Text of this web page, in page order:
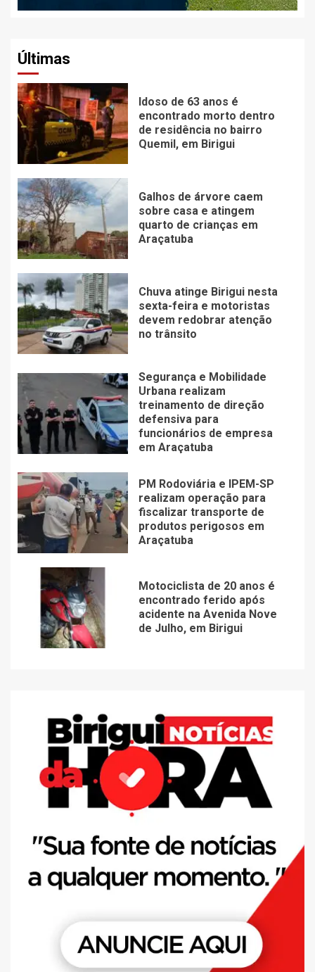
Últimas
Idoso de 63 anos é
encontrado morto dentro
de residência no bairro
Quemil, em Birigui
Galhos de árvore caem
sobre casa e atingem
quarto de crianças em
Araçatuba
Chuva atinge Birigui nesta
sexta-feira e motoristas
devem redobrar atenção
no trânsito
Segurança e Mobilidade
Urbana realizam
treinamento de direção
defensiva para
funcionários de empresa
em Araçatuba
PM Rodoviária e IPEM-SP
realizam operação para
fiscalizar transporte de
produtos perigosos em
Araçatuba
Motociclista de 20 anos é
encontrado ferido após
acidente na Avenida Nove
de Julho, em Birigui